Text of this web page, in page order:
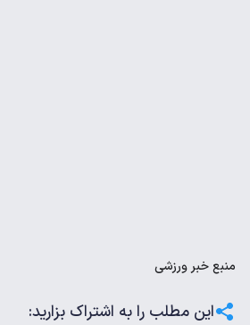
منبعخبر ورزشی
این مطلب را به اشتراک بزارید: